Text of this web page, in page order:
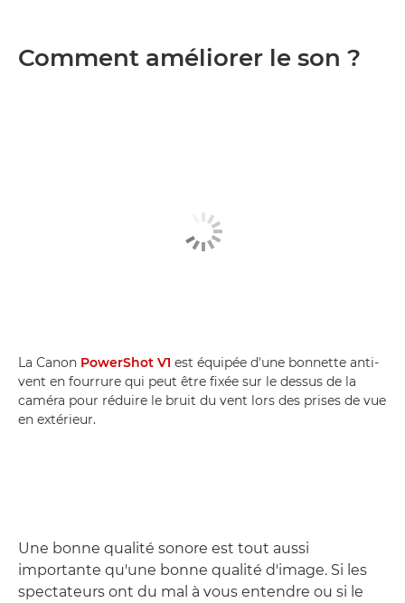
Comment améliorer le son ?
La Canon PowerShot V1 est équipée d'une bonnette anti-
vent en fourrure qui peut être fixée sur le dessus de la
caméra pour réduire le bruit du vent lors des prises de vue
en extérieur.
Une bonne qualité sonore est tout aussi
importante qu'une bonne qualité d'image. Si les
spectateurs ont du mal à vous entendre ou si le